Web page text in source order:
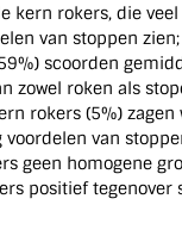
kern rokers, die
van stoppen zien;
scoorden
zowel roken als
rokers (5%)
van
geen homogene
positief tegenover